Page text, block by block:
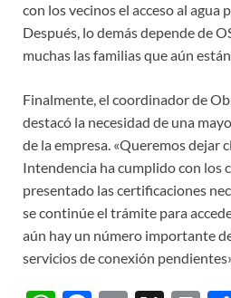
con los vecinos el acceso al agua
Después, lo demás depende de
muchas las familias que aún
Finalmente, el coordinador de
destacó la necesidad de una
de la empresa. «Queremos dejar
Intendencia ha cumplido con los
presentado las certificaciones
se continúe el trámite para
aún hay un número importante
servicios de conexión